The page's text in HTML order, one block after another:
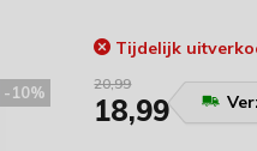
-10%
Tijdelijk
20,99
18,99